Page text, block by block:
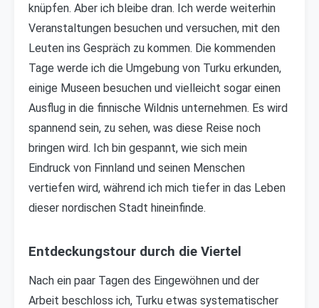
knüpfen. Aber ich bleibe dran. Ich werde weiterhin
Veranstaltungen besuchen und versuchen, mit den
Leuten ins Gespräch zu kommen. Die kommenden
Tage werde ich die Umgebung von Turku erkunden,
einige Museen besuchen und vielleicht sogar einen
Ausflug in die finnische Wildnis unternehmen. Es wird
spannend sein, zu sehen, was diese Reise noch
bringen wird. Ich bin gespannt, wie sich mein
Eindruck von Finnland und seinen Menschen
vertiefen wird, während ich mich tiefer in das Leben
dieser nordischen Stadt hineinfinde.
Entdeckungstour durch die Viertel
Nach ein paar Tagen des Eingewöhnen und der
Arbeit beschloss ich, Turku etwas systematischer